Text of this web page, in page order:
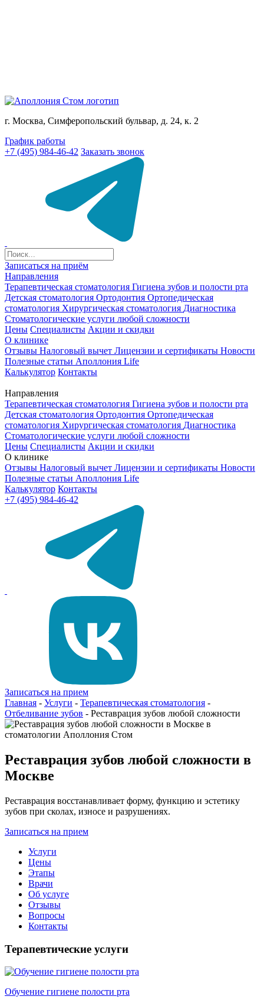
г. Москва, Симферопольский бульвар, д. 24, к. 2
График работы
+7 (495) 984-46-42 Заказать звонок
Записаться на приём
Направления
Терапевтическая стоматология Гигиена зубов и полости рта
Детская стоматология Ортодонтия Ортопедическая
стоматология Хирургическая стоматология Диагностика
Стоматологические услуги любой сложности
Цены Специалисты Акции и скидки
О клинике
Отзывы Налоговый вычет Лицензии и сертификаты Новости
Полезные статьи Аполлония Life
Калькулятор Контакты
Направления
Терапевтическая стоматология Гигиена зубов и полости рта
Детская стоматология Ортодонтия Ортопедическая
стоматология Хирургическая стоматология Диагностика
Стоматологические услуги любой сложности
Цены Специалисты Акции и скидки
О клинике
Отзывы Налоговый вычет Лицензии и сертификаты Новости
Полезные статьи Аполлония Life
Калькулятор Контакты
+7 (495) 984-46-42
Записаться на прием
Главная - Услуги - Терапевтическая стоматология -
Отбеливание зубов - Реставрация зубов любой сложности
Реставрация зубов любой сложности в
Москве
Реставрация восстанавливает форму, функцию и эстетику
зубов при сколах, износе и разрушениях.
Записаться на прием
Услуги
Цены
Этапы
Врачи
Об услуге
Отзывы
Вопросы
Контакты
Терапевтические услуги
Обучение гигиене полости рта